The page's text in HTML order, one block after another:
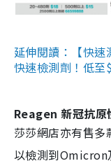
延伸閱讀：【快
快速檢測劑！低
Reagen 新冠抗原
莎莎網店亦有售
以檢測到